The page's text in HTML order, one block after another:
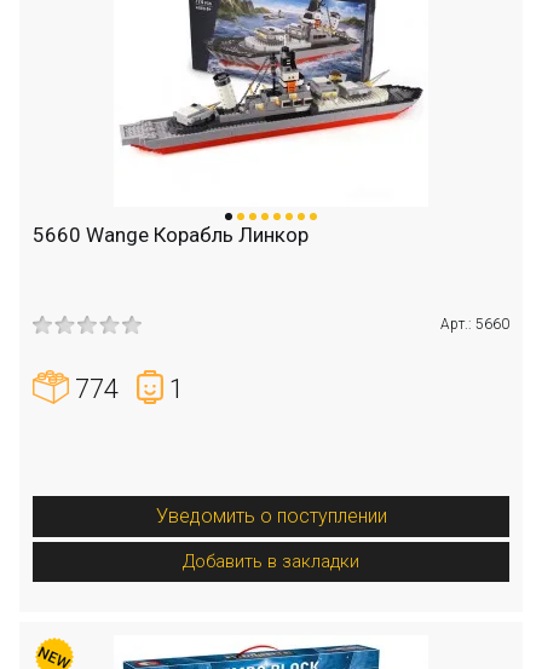
5660 Wange Корабль Линкор
Арт.: 5660
774 1
Уведомить о поступлении
Добавить в закладки